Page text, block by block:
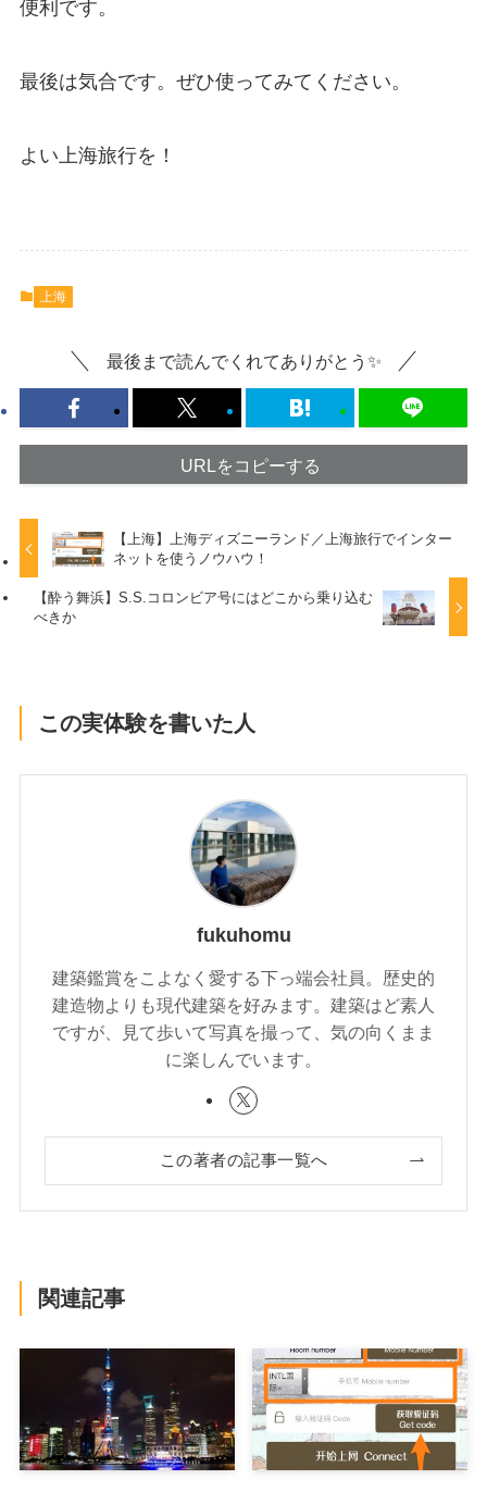
便利です。
最後は気合です。ぜひ使ってみてください。
よい上海旅行を！
上海
最後まで読んでくれてありがとう✨
URLをコピーする
【上海】上海ディズニーランド／上海旅行でインター
ネットを使うノウハウ！
【酔う舞浜】S.S.コロンビア号にはどこから乗り込む
べきか
この実体験を書いた人
fukuhomu
建築鑑賞をこよなく愛する下っ端会社員。歴史的
建造物よりも現代建築を好みます。建築はど素人
ですが、見て歩いて写真を撮って、気の向くまま
に楽しんでいます。
この著者の記事一覧へ
関連記事